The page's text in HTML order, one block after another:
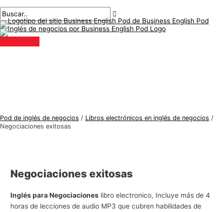
al
contenido
principal
Pod de inglés de negocios / Libros electrónicos en inglés de negocios /
Negociaciones exitosas
Negociaciones exitosas
Inglés para Negociaciones libro electronico, Incluye más de 4
horas de lecciones de audio MP3 que cubren habilidades de
electrónico*
T
e
m
a
g
d
e
n
B
u
s
c